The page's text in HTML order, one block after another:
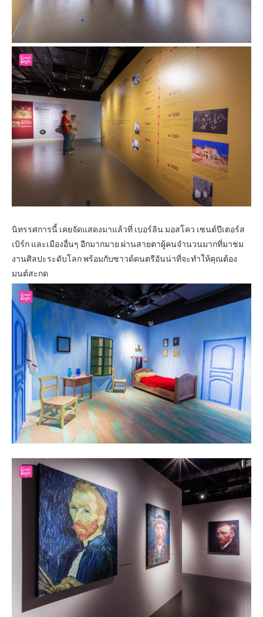
นิทรรศการนี้ เคยจัดแสดงมาแล้วที่ เบอร์ลิน มอสโคว เซนต์ปีเตอร์ส
เบิร์ก และเมืองอื่นๆ อีกมากมาย ผ่านสายตาผู้คนจำนวนมากที่มาชม
งานศิลปะระดับโลก พร้อมกับซาวด์ดนตรีอันน่าที่จะทำให้คุณต้อง
มนต์สะกด